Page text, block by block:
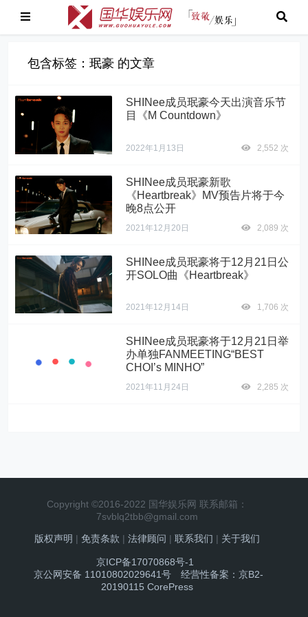
包含标签：珉豪 的文章
SHINee成员珉豪今天出演音乐节
目《M Countdown》
2022年1月13日 2,552 次
SHINee成员珉豪新歌
《Heartbreak》MV预告片将于今
晚8点公开
2021年12月20日 2,089 次
SHINee成员珉豪将于12月21日公
开SOLO曲《Heartbreak》
2021年12月14日 1,706 次
SHINee成员珉豪将于12月21日举
办单独FANMEETING“BEST
CHOI’s MINHO”
2021年11月24日 2,285 次
Copyright ©2016-2022 国华娱乐网 联系邮箱：
7svblq2tbb@gmail.com
版权声明 | 免责条款 | 法律顾问 | 联系我们 | 关于我们
京ICP备17070868号-1
京公网安备 11010802029641号
经营性备案：京B2-
20190115 CorePress